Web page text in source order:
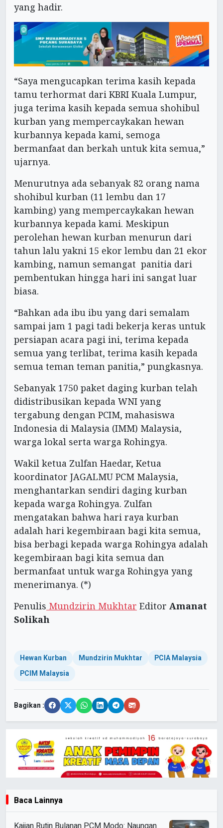
yang hadir.
“Saya mengucapkan terima kasih kepada
tamu terhormat dari KBRI Kuala Lumpur,
juga terima kasih kepada semua shohibul
kurban yang mempercaykakan hewan
kurbannya kepada kami, semoga
bermanfaat dan berkah untuk kita semua,”
ujarnya.
Menurutnya ada sebanyak 82 orang nama
shohibul kurban (11 lembu dan 17
kambing) yang mempercaykakan hewan
kurbannya kepada kami. Meskipun
perolehan hewan kurban menurun dari
tahun lalu yakni 15 ekor lembu dan 21 ekor
kambing, namun semangat panitia dari
pembentukan hingga hari ini sangat luar
biasa.
“Bahkan ada ibu ibu yang dari semalam
sampai jam 1 pagi tadi bekerja keras untuk
persiapan acara pagi ini, terima kepada
semua yang terlibat, terima kasih kepada
semua teman teman panitia,” pungkasnya.
Sebanyak 1750 paket daging kurban telah
didistribusikan kepada WNI yang
tergabung dengan PCIM, mahasiswa
Indonesia di Malaysia (IMM) Malaysia,
warga lokal serta warga Rohingya.
Wakil ketua Zulfan Haedar, Ketua
koordinator JAGALMU PCM Malaysia,
menghantarkan sendiri daging kurban
kepada warga Rohingya. Zulfan
mengatakan bahwa hari raya kurban
adalah hari kegembiraan bagi kita semua,
bisa berbagi kepada warga Rohingya adalah
kegembiraan bagi kita semua dan
bermanfaat untuk warga Rohingya yang
menerimanya. (*)
Penulis Mundzirin Mukhtar Editor Amanat
Solikah
Hewan Kurban Mundzirin Mukhtar
PCIA Malaysia
PCIM Malaysia
Bagikan :
Baca Lainnya